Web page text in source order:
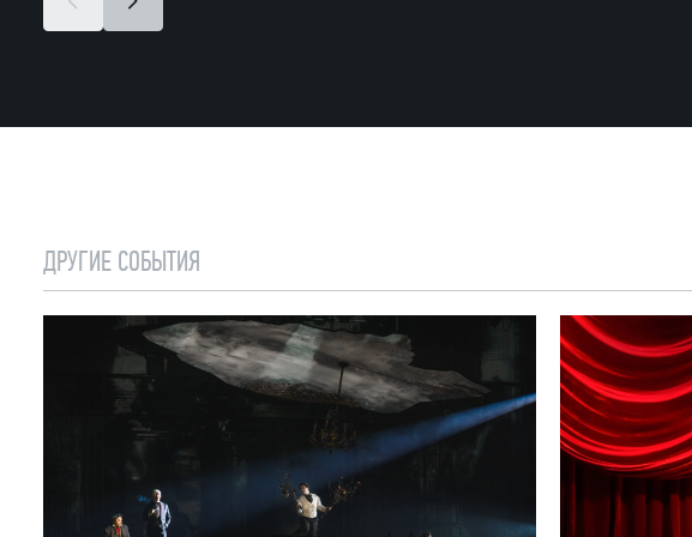
ДРУГИЕ СОБЫТИЯ